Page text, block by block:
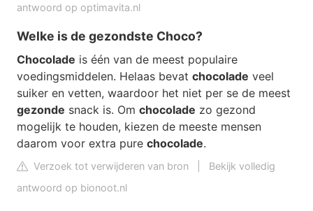
antwoord op optimavita.nl
Welke is de gezondste Choco?
Chocolade is één van de meest populaire
voedingsmiddelen. Helaas bevat chocolade veel
suiker en vetten, waardoor het niet per se de meest
gezonde snack is. Om chocolade zo gezond
mogelijk te houden, kiezen de meeste mensen
daarom voor extra pure chocolade.
Verzoek tot verwijderen van bron
Bekijk volledig
antwoord op bionoot.nl